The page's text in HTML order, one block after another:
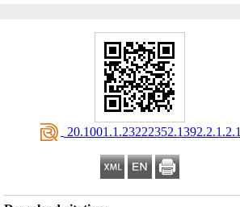
‎ 20.1001.1.23222352.1392.2.1.2.1